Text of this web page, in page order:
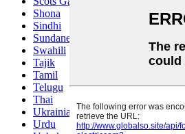
Shona
Sindhi
Sundanese
Swahili
Tajik
Tamil
Telugu
Thai
Ukrainian
Urdu